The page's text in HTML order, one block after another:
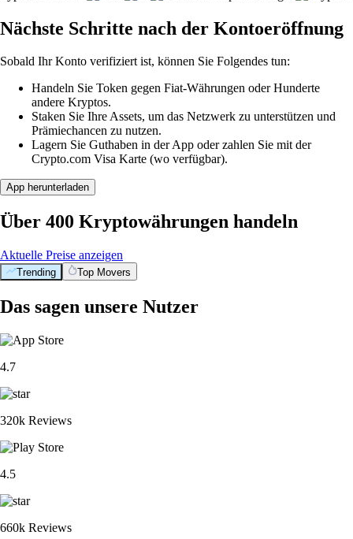
Nächste Schritte nach der Kontoeröffnung
Sobald Ihr Konto verifiziert ist, können Sie Folgendes tun:
Handeln Sie Token gegen Fiat-Währungen oder Hunderte
andere Kryptos.
Staken Sie Ihre Assets, um das Netzwerk zu unterstützen und
Prämiechancen zu nutzen.
Lagern Sie Guthaben in der App oder zahlen Sie mit der
Crypto.com Visa Karte (wo verfügbar).
App herunterladen
Über 400 Kryptowährungen handeln
Aktuelle Preise anzeigen
Trending Top Movers
Das sagen unsere Nutzer
4.7
320k Reviews
4.5
660k Reviews